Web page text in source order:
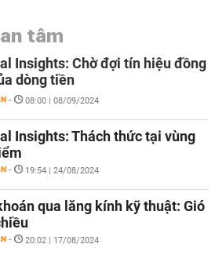
tâm
Insights: Chờ đợi tín hiệu đồng
dòng tiền
- 08:00 | 08/09/2024
Insights: Thách thức tại vùng
- 19:54 | 24/08/2024
qua lăng kính kỹ thuật: Gió
- 20:02 | 17/08/2024